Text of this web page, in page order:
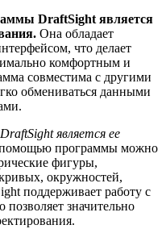
DraftSight является
Она обладает
что делает
комфортным и
совместима с другими
обмениваться данными
является ее
программы можно
фигуры,
окружностей,
поддерживает работу с
значительно